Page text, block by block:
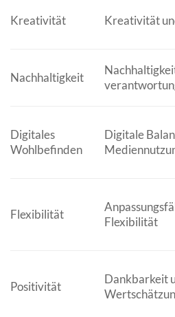
Kreativität Kreativität
Nachhaltigkeit
Digitales
Wohlbefinden
Digitale
Flexibilität
Flexibilität
Positivität
Dankbarkeit